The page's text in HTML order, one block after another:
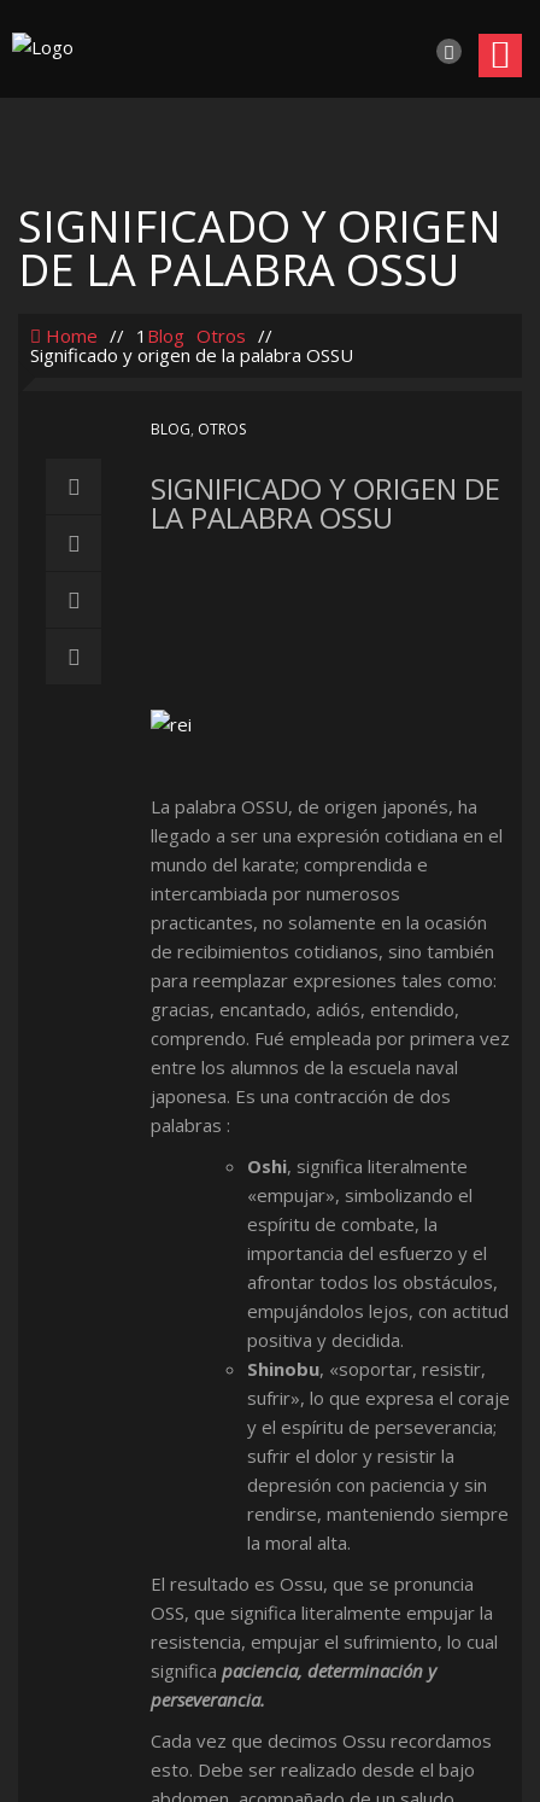
SIGNIFICADO Y ORIGEN
DE LA PALABRA OSSU
Home // 1 Blog Otros //
Significado y origen de la palabra OSSU
BLOG, OTROS
SIGNIFICADO Y ORIGEN DE
LA PALABRA OSSU
La palabra OSSU, de origen japonés, ha
llegado a ser una expresión cotidiana en el
mundo del karate; comprendida e
intercambiada por numerosos
practicantes, no solamente en la ocasión
de recibimientos cotidianos, sino también
para reemplazar expresiones tales como:
gracias, encantado, adiós, entendido,
comprendo. Fué empleada por primera vez
entre los alumnos de la escuela naval
japonesa. Es una contracción de dos
palabras :
Oshi, significa literalmente
«empujar», simbolizando el
espíritu de combate, la
importancia del esfuerzo y el
afrontar todos los obstáculos,
empujándolos lejos, con actitud
positiva y decidida.
Shinobu, «soportar, resistir,
sufrir», lo que expresa el coraje
y el espíritu de perseverancia;
sufrir el dolor y resistir la
depresión con paciencia y sin
rendirse, manteniendo siempre
la moral alta.
El resultado es Ossu, que se pronuncia
OSS, que significa literalmente empujar la
resistencia, empujar el sufrimiento, lo cual
significa paciencia, determinación y
perseverancia.
Cada vez que decimos Ossu recordamos
esto. Debe ser realizado desde el bajo